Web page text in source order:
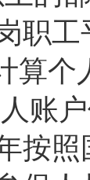
职工
算个
户储
按